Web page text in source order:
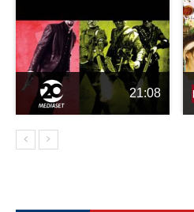
21:08